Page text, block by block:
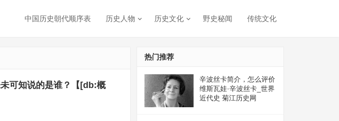
中国历史朝代顺序表 历史人物 历史文化 野史秘闻 传统文化
可知说的是谁？【[db:概
热门推荐
辛波丝卡简介，怎么评价
维斯瓦娃·辛波丝卡_世界
近代史 菊江历史网